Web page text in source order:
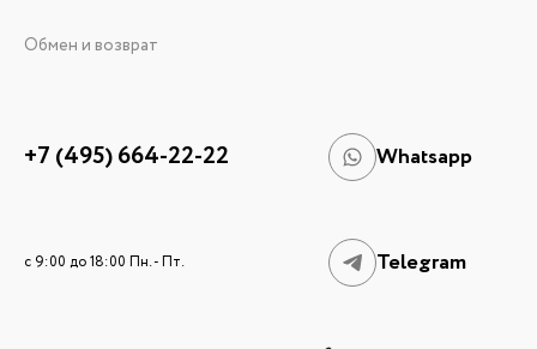
Обмен и возврат
+7 (495) 664-22-22 Whatsapp
c 9:00 до 18:00 Пн. - Пт. Telegram